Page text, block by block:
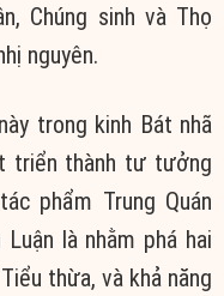
Chúng sinh và Thọ
nguyên.
trong kinh Bát nhã
triển thành tư tưởng
phẩm Trung Quán
là nhằm phá hai
thừa, và khả năng